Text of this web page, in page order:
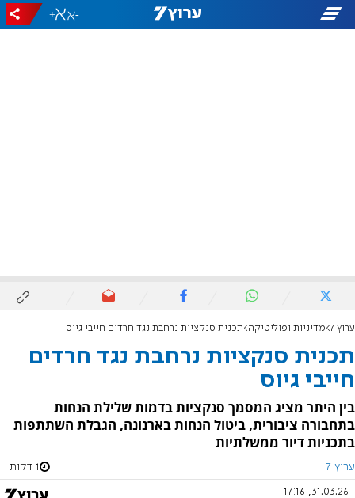
-
+
ערוץ 7 מדיניות ופוליטיקה תכנית סנקציות נרחבת נגד חרדים חייבי גיוס
תכנית סנקציות נרחבת נגד חרדים
חייבי גיוס
בין היתר מציג המסמך סנקציות בדמות שלילת הנחות
בתחבורה ציבורית, ביטול הנחות בארנונה, הגבלת השתתפות
בתכניות דיור ממשלתיות
ערוץ 7 1 דקות
31.03.26, 17:16